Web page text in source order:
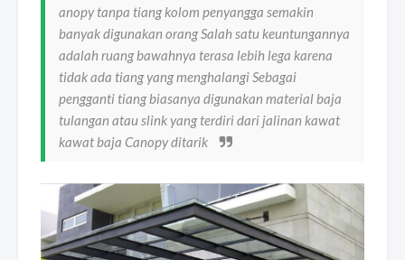
anopy tanpa tiang kolom penyangga semakin
banyak digunakan orang Salah satu keuntungannya
adalah ruang bawahnya terasa lebih lega karena
tidak ada tiang yang menghalangi Sebagai
pengganti tiang biasanya digunakan material baja
tulangan atau slink yang terdiri dari jalinan kawat
kawat baja Canopy ditarik